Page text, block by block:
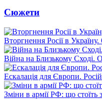
Сюжети
Вторгнення Росії в
Війна на Близькому Сході.
Ескалація для Європи.
Зміни в армії РФ: що стоїть